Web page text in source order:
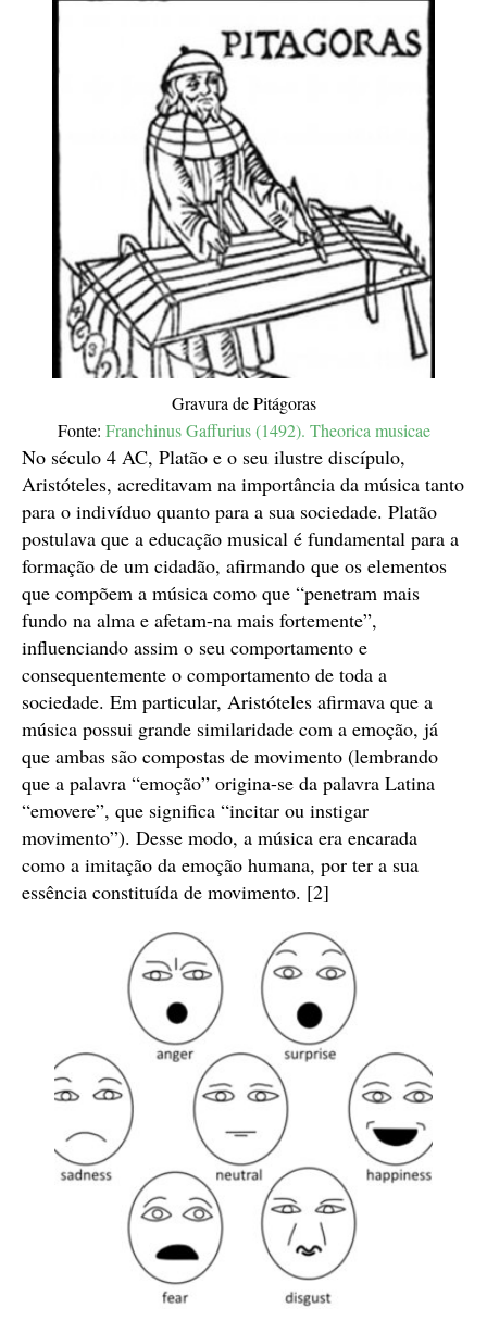
Gravura de Pitágoras
Fonte: Franchinus Gaffurius (1492). Theorica musicae
No século 4 AC, Platão e o seu ilustre discípulo,
Aristóteles, acreditavam na importância da música tanto
para o indivíduo quanto para a sua sociedade. Platão
postulava que a educação musical é fundamental para a
formação de um cidadão, afirmando que os elementos
que compõem a música como que “penetram mais
fundo na alma e afetam-na mais fortemente”,
influenciando assim o seu comportamento e
consequentemente o comportamento de toda a
sociedade. Em particular, Aristóteles afirmava que a
música possui grande similaridade com a emoção, já
que ambas são compostas de movimento (lembrando
que a palavra “emoção” origina-se da palavra Latina
“emovere”, que significa “incitar ou instigar
movimento”). Desse modo, a música era encarada
como a imitação da emoção humana, por ter a sua
essência constituída de movimento. [2]